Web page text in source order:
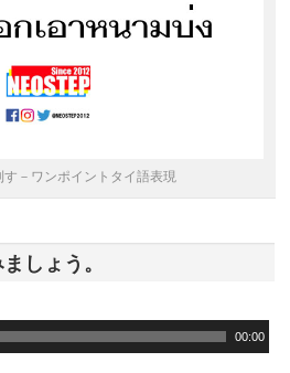
す－ワンポイントタイ語表現
しょう。
00:00